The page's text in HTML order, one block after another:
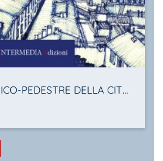
GUIDA FILOSOFICO-PEDESTRE DELLA CITTÀ DI PERUGIA